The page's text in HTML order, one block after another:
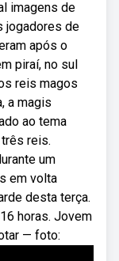
imagens de
jogadores de
após o
piraí, no sul
reis magos
a magis
ao tema
reis.
um
em volta
desta terça.
horas. Jovem
— foto: